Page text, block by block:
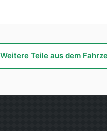
Weitere Teile aus dem